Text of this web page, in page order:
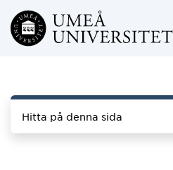
Hoppa direkt till innehållet
Hitta på denna sida